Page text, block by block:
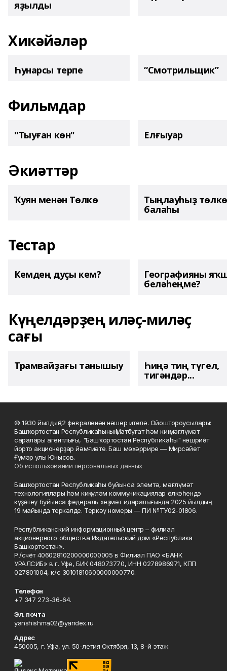
яҙылды
Хикәйәләр
Һунарсы терпе “Смотрильщик”
Фильмдар
"Тыуған көн" Елғыуар
Әкиәттәр
Ҡуян менән Төлкө Тыңлауһыҙ төлкө
балаһы
Тестар
Кемдең дуҫы кем? Географияны
беләһеңме?
Күңелдәрҙең иләҫ-миләҫ
сағы
Трамвайҙағы танышыу Һиңә тиң түгел,
тигәндәр...
© 1930 йылдың 12 февраленән нәшер ителә. Ойоштороусылары:
Башҡортостан Республикаһының Матбуғат һәм киң мәғлүмәт
саралары агентлығы, "Башҡортостан Республикаһы" нәшриәт
йорто акционерҙар йәмғиәте. Баш мөхәррире — Мирсәйет
Ғүмәр улы Юнысов.
Об использовании персональных данных
Башҡортостан Республикаһы буйынса элемтә, мәғлүмәт
технологиялары һәм киңкүләм коммуникациялар өлкәһендә
күҙәтеү буйынса федераль хеҙмәт идаралығында 2025 йылдың
19 майында теркәлде. Теркәү номеры — ПИ №ТУ02-01806.
Республиканский информационный центр – филиал
акционерного общества Издательский дом «Республика
Башкортостан».
Р./счёт 40602810200000000005 в Филиал ПАО «БАНК
УРАЛСИБ» в г. Уфе, БИК 048073770, ИНН 0278986971, КПП
027801004, к/с 30101810600000000770.
Телефон
+7 347 273-36-64.
Эл. почта
yanshishma02@yandex.ru
Адрес
450005, г. Уфа, ул. 50-летия Октября, 13, 8-й этаж